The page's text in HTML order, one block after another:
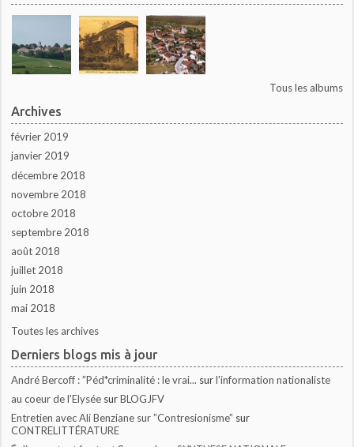
Tous les albums
Archives
février 2019
janvier 2019
décembre 2018
novembre 2018
octobre 2018
septembre 2018
août 2018
juillet 2018
juin 2018
mai 2018
Toutes les archives
Derniers blogs mis à jour
André Bercoff : ”Péd*criminalité : le vrai... surl'information nationaliste
au coeur de l'Elysée surBLOGJFV
Entretien avec Ali Benziane sur ”Contresionisme” sur
CONTRELITTÉRATURE